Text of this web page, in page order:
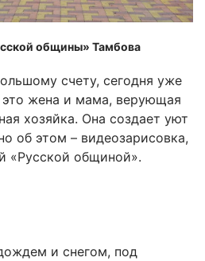
общины» Тамбова
счету, сегодня уже
это жена и мама, верующая
хозяйка. Она создает уют
об этом – видеозарисовка,
«Русской общиной».
и снегом, под